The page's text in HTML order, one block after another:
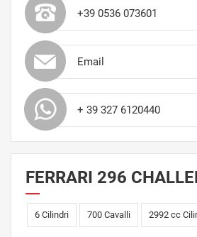
+39 0536 073601
Email
+ 39 327 6120440
FERRARI 296
6 Cilindri 700 Cavalli 2992 cc